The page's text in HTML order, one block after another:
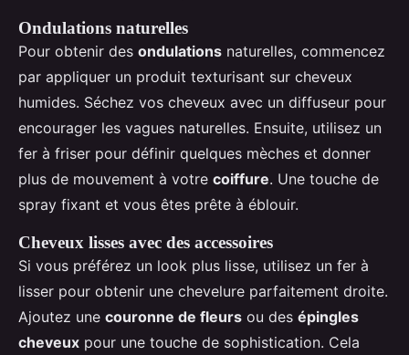
Ondulations naturelles
Pour obtenir des ondulations naturelles, commencez
par appliquer un produit texturisant sur cheveux
humides. Séchez vos cheveux avec un diffuseur pour
encourager les vagues naturelles. Ensuite, utilisez un
fer à friser pour définir quelques mèches et donner
plus de mouvement à votre coiffure. Une touche de
spray fixant et vous êtes prête à éblouir.
Cheveux lisses avec des accessoires
Si vous préférez un look plus lisse, utilisez un fer à
lisser pour obtenir une chevelure parfaitement droite.
Ajoutez une couronne de fleurs ou des épingles
cheveux pour une touche de sophistication. Cela